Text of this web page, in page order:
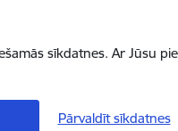
sīkdatnes. Ar Jūsu
Pārvaldīt sīkdatnes